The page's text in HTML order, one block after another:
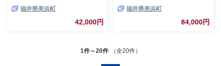
米（白米）5kg × 3回 計
15kg【2026年10月以降順次発
送予定】特A 白米 こめ コメ お
すめ お米ならこれ 産地直送
福井県美浜町
42,000円
米（白米）5kg × 6回 計
30kg【2026年10月以降順次発
送予定】特A 白米 こめ コメ お
送月 お米ならこれ 産地直送
福井県美浜町
84,000円
1件～20件 （全20件）